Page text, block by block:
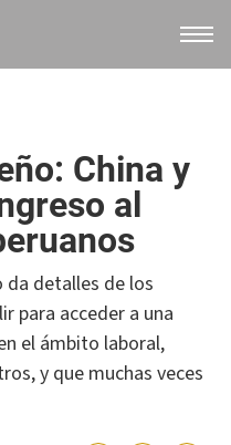
China y
al
detalles de los
para acceder a una
el ámbito laboral,
y que muchas veces